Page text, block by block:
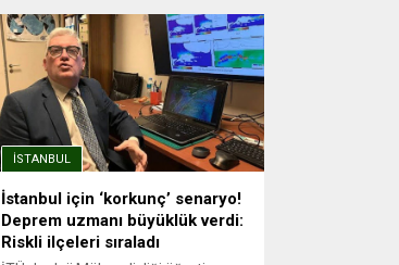
İstanbul’da kira fiyatları bir önceki
yıla göre %41,49 artarak ortalama
26.490 TL’ye yükseldi. Ancak bu
genel artış trendinin aksine,
Kağıthane kiralık ve satılık konut
değer artışında İstanbul’un en...
İSTANBUL
İstanbul için ‘korkunç’ senaryo!
Deprem uzmanı büyüklük verdi:
Riskli ilçeleri sıraladı